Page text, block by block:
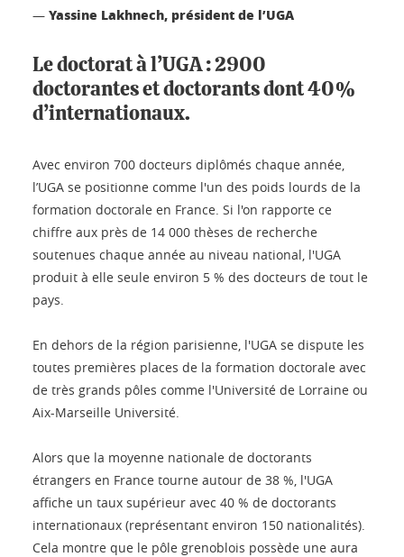
— Yassine Lakhnech, président de l’UGA
Le doctorat à l’UGA : 2900
doctorantes et doctorants dont 40%
d’internationaux.
Avec environ 700 docteurs diplômés chaque année,
l’UGA se positionne comme l'un des poids lourds de la
formation doctorale en France. Si l'on rapporte ce
chiffre aux près de 14 000 thèses de recherche
soutenues chaque année au niveau national, l'UGA
produit à elle seule environ 5 % des docteurs de tout le
pays.
En dehors de la région parisienne, l'UGA se dispute les
toutes premières places de la formation doctorale avec
de très grands pôles comme l'Université de Lorraine ou
Aix-Marseille Université.
Alors que la moyenne nationale de doctorants
étrangers en France tourne autour de 38 %, l'UGA
affiche un taux supérieur avec 40 % de doctorants
internationaux (représentant environ 150 nationalités).
Cela montre que le pôle grenoblois possède une aura